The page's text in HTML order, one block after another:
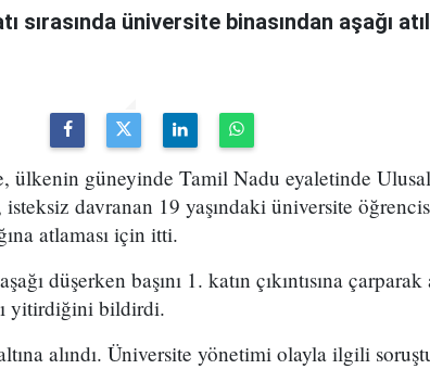
üniversite binasından aşağı
ülkenin güneyinde Tamil Nadu eyaletinde
isteksiz davranan 19 yaşındaki üniversite
atlaması için itti.
düşerken başını 1. katın çıkıntısına çarparak
yitirdiğini bildirdi.
alındı. Üniversite yönetimi olayla ilgili